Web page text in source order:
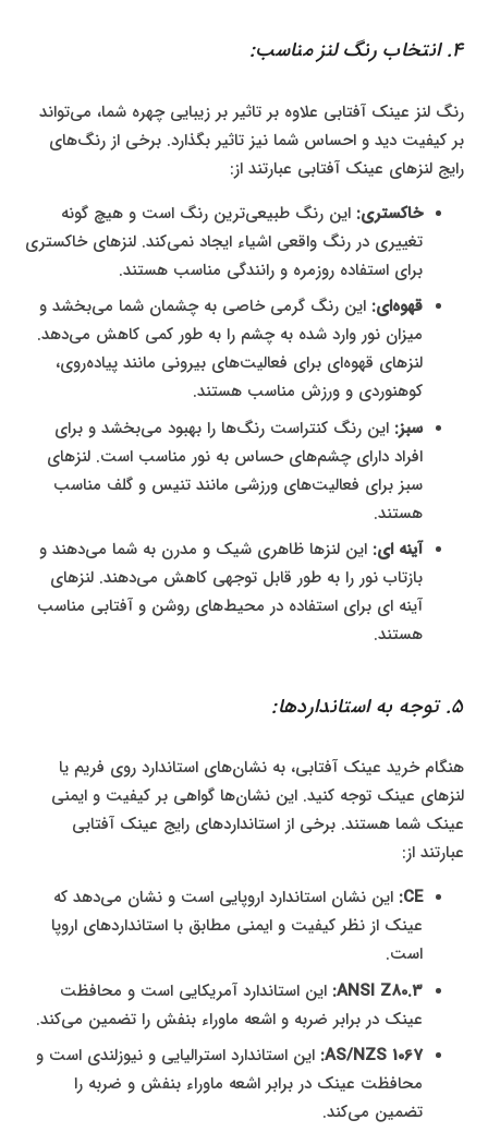
4. انتخاب رنگ لنز مناسب:
رنگ لنز عینک آفتابی علاوه بر تاثیر بر زیبایی چهره شما، می‌تواند
بر کیفیت دید و احساس شما نیز تاثیر بگذارد. برخی از رنگ‌های
رایج لنزهای عینک آفتابی عبارتند از:
خاکستری: این رنگ طبیعی‌ترین رنگ است و هیچ گونه
تغییری در رنگ واقعی اشیاء ایجاد نمی‌کند. لنزهای خاکستری
برای استفاده روزمره و رانندگی مناسب هستند.
قهوه‌ای: این رنگ گرمی خاصی به چشمان شما می‌بخشد و
میزان نور وارد شده به چشم را به طور کمی کاهش می‌دهد.
لنزهای قهوه‌ای برای فعالیت‌های بیرونی مانند پیاده‌روی،
کوهنوردی و ورزش مناسب هستند.
سبز: این رنگ کنتراست رنگ‌ها را بهبود می‌بخشد و برای
افراد دارای چشم‌های حساس به نور مناسب است. لنزهای
سبز برای فعالیت‌های ورزشی مانند تنیس و گلف مناسب
هستند.
آینه ای: این لنزها ظاهری شیک و مدرن به شما می‌دهند و
بازتاب نور را به طور قابل توجهی کاهش می‌دهند. لنزهای
آینه ای برای استفاده در محیط‌های روشن و آفتابی مناسب
هستند.
5. توجه به استانداردها:
هنگام خرید عینک آفتابی، به نشان‌های استاندارد روی فریم یا
لنزهای عینک توجه کنید. این نشان‌ها گواهی بر کیفیت و ایمنی
عینک شما هستند. برخی از استانداردهای رایج عینک آفتابی
عبارتند از:
CE: این نشان استاندارد اروپایی است و نشان می‌دهد که
عینک از نظر کیفیت و ایمنی مطابق با استانداردهای اروپا
است.
ANSI Z80.3: این استاندارد آمریکایی است و محافظت
عینک در برابر ضربه و اشعه ماوراء بنفش را تضمین می‌کند.
AS/NZS 1067: این استاندارد استرالیایی و نیوزلندی است و
محافظت عینک در برابر اشعه ماوراء بنفش و ضربه را
تضمین می‌کند.